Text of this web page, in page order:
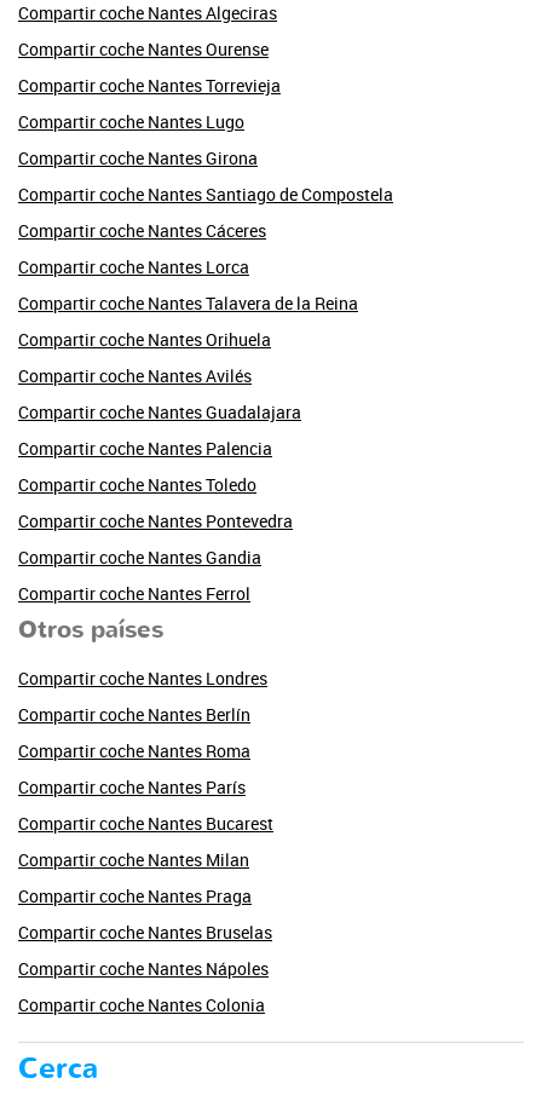
Compartir coche Nantes Algeciras
Compartir coche Nantes Ourense
Compartir coche Nantes Torrevieja
Compartir coche Nantes Lugo
Compartir coche Nantes Girona
Compartir coche Nantes Santiago de Compostela
Compartir coche Nantes Cáceres
Compartir coche Nantes Lorca
Compartir coche Nantes Talavera de la Reina
Compartir coche Nantes Orihuela
Compartir coche Nantes Avilés
Compartir coche Nantes Guadalajara
Compartir coche Nantes Palencia
Compartir coche Nantes Toledo
Compartir coche Nantes Pontevedra
Compartir coche Nantes Gandia
Compartir coche Nantes Ferrol
Otros países
Compartir coche Nantes Londres
Compartir coche Nantes Berlín
Compartir coche Nantes Roma
Compartir coche Nantes París
Compartir coche Nantes Bucarest
Compartir coche Nantes Milan
Compartir coche Nantes Praga
Compartir coche Nantes Bruselas
Compartir coche Nantes Nápoles
Compartir coche Nantes Colonia
Cerca